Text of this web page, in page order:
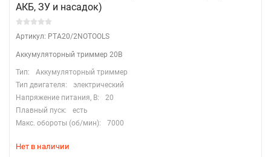
АКБ, ЗУ и насадок)
Артикул: PTA20/2NOTOOLS
Аккумуляторный триммер 20В
Тип:
Аккумуляторный триммер
Тип двигателя:
электрический
Напряжение питания, В:
20
Плавный пуск:
есть
Макс. обороты (об/мин):
7000
Нет в наличии